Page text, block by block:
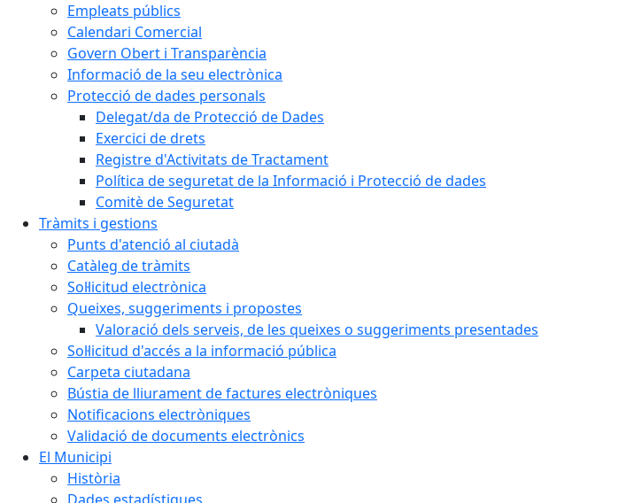
Empleats públics
Calendari Comercial
Govern Obert i Transparència
Informació de la seu electrònica
Protecció de dades personals
Delegat/da de Protecció de Dades
Exercici de drets
Registre d'Activitats de Tractament
Política de seguretat de la Informació i Protecció de dades
Comitè de Seguretat
Tràmits i gestions
Punts d'atenció al ciutadà
Catàleg de tràmits
Sol·licitud electrònica
Queixes, suggeriments i propostes
Valoració dels serveis, de les queixes o suggeriments presentades
Sol·licitud d'accés a la informació pública
Carpeta ciutadana
Bústia de lliurament de factures electròniques
Notificacions electròniques
Validació de documents electrònics
El Municipi
Història